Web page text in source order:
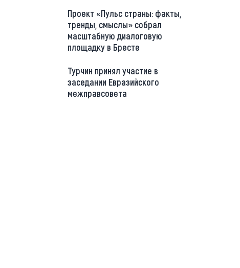
Проект «Пульс страны: факты,
тренды, смыслы» собрал
масштабную диалоговую
площадку в Бресте
Турчин принял участие в
заседании Евразийского
межправсовета